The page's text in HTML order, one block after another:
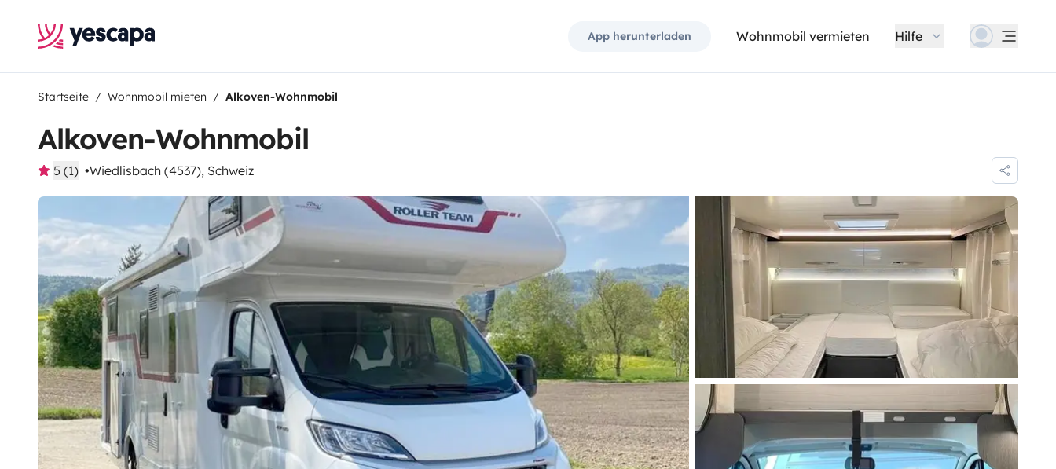
App herunterladen Wohnmobil vermieten Hilfe
Startseite Wohnmobil mieten Alkoven-Wohnmobil
Alkoven-Wohnmobil
5 (1) Wiedlisbach (4537), Schweiz